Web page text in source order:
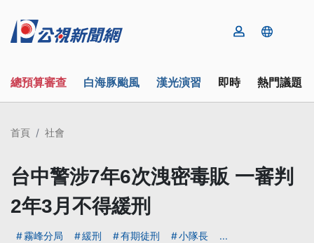
總預算審查 白海豚颱風 漢光演習 即時 熱門議題
首頁 社會
台中警涉7年6次洩密毒販 一審判
2年3月不得緩刑
霧峰分局 緩刑 有期徒刑 小隊長 ...